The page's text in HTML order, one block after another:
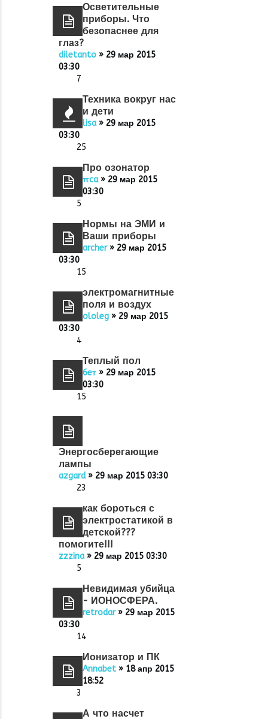
Осветительные
приборы. Что
безопаснее для
глаз?
diletanto » 29 мар 2015
03:30
7
Техника вокруг нас
и дети
lisa» 29 мар 2015
03:30
25
Про озонатор
πca» 29 мар 2015
03:30
5
Нормы на ЭМИ и
Ваши приборы
archer» 29 мар 2015
03:30
15
электромагнитные
поля и воздух
ololeg » 29 мар 2015
03:30
4
Теплый пол
6eт » 29 мар 2015
03:30
15
Энергосберегающие
лампы
azgard» 29 мар 2015 03:30
23
как бороться с
электростатикой в
детской???
помогите!!!
zzzina» 29 мар 2015 03:30
5
Невидимая убийца
- ИОНОСФЕРА.
retrodar» 29 мар 2015
03:30
14
Ионизатор и ПК
Annabet» 18 апр 2015
18:52
3
А что насчет